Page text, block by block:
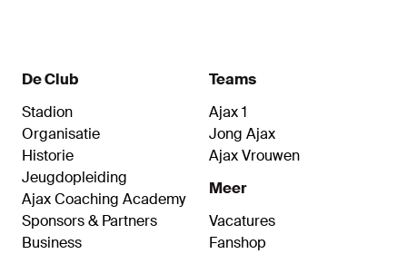
De Club
Stadion
Organisatie
Historie
Jeugdopleiding
Ajax Coaching Academy
Sponsors & Partners
Business
Teams
Ajax 1
Jong Ajax
Ajax Vrouwen
Meer
Vacatures
Fanshop